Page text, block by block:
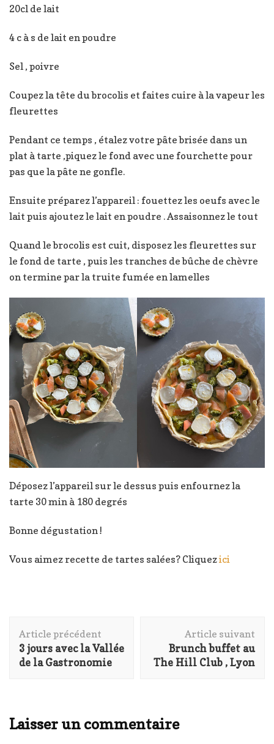
20cl de lait
4 c à s de lait en poudre
Sel , poivre
Coupez la tête du brocolis et faites cuire à la vapeur les
fleurettes
Pendant ce temps , étalez votre pâte brisée dans un
plat à tarte ,piquez le fond avec une fourchette pour
pas que la pâte ne gonfle.
Ensuite préparez l’appareil : fouettez les oeufs avec le
lait puis ajoutez le lait en poudre . Assaisonnez le tout
Quand le brocolis est cuit, disposez les fleurettes sur
le fond de tarte , puis les tranches de bûche de chèvre
on termine par la truite fumée en lamelles
Déposez l’appareil sur le dessus puis enfournez la
tarte 30 min à 180 degrés
Bonne dégustation !
Vous aimez recette de tartes salées? Cliquezici
d'article
Article précédent
3 jours avec la Vallée
de la Gastronomie
Article suivant
Brunch buffet au
The Hill Club , Lyon
Laisser un commentaire